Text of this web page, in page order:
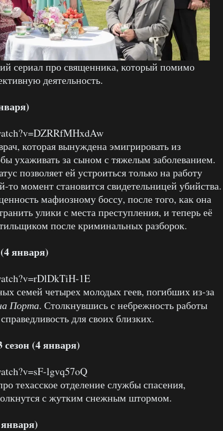
сериал про священника, который помимо
деятельность.
которая вынуждена эмигрировать из
ухаживать за сыном с тяжелым заболеванием.
позволяет ей устроиться только на работу
то момент становится свидетельницей убийства.
мафиозному боссу, после того, как она
улики с места преступления, и теперь её
после криминальных разборок.
января)
1E
семей четырех молодых геев, погибших из-за
Порта. Столкнувшись с небрежность работы
для своих близких.
сезон (4 января)
lgvq57oQ
техасское отделение службы спасения,
с жутким снежным штормом.